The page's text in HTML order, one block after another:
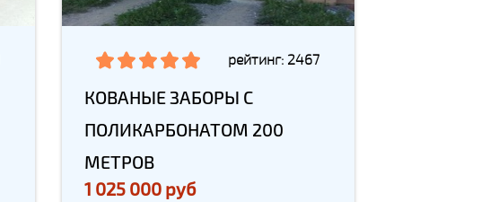
рейтинг: 2467
КОВАНЫЕ ЗАБОРЫ С
ПОЛИКАРБОНАТОМ 200
МЕТРОВ
1 025 000 руб